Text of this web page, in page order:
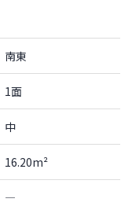
南東
1面
中
16.20m²
―